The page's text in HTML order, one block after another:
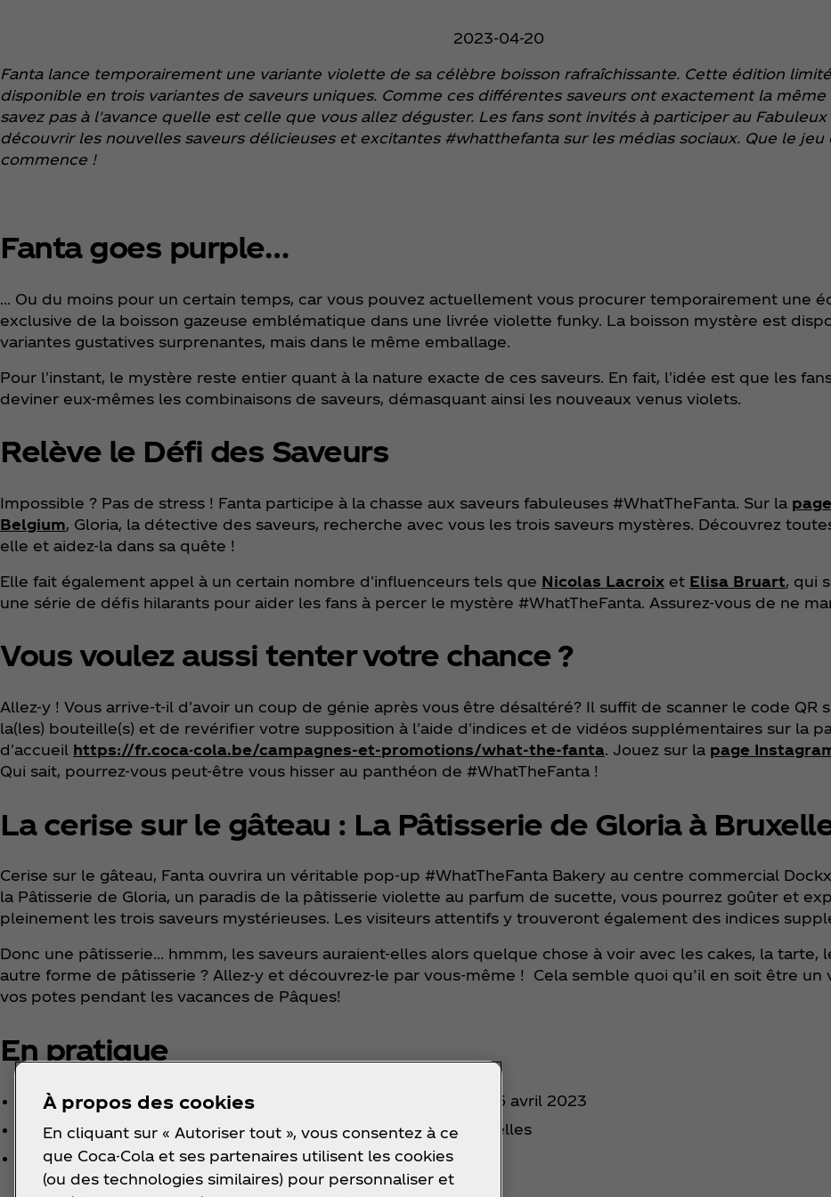
2023-04-20
Fanta lance temporairement une variante violette de sa célèbre boisson rafraîchissante. Cette édition
disponible en trois variantes de saveurs uniques. Comme ces différentes saveurs ont exactement la même
savez pas à l'avance quelle est celle que vous allez déguster. Les fans sont invités à participer au
découvrir les nouvelles saveurs délicieuses et excitantes #whatthefanta sur les médias sociaux. Que le
commence !
Fanta goes purple…
... Ou du moins pour un certain temps, car vous pouvez actuellement vous procurer temporairement une
exclusive de la boisson gazeuse emblématique dans une livrée violette funky. La boisson mystère est
variantes gustatives surprenantes, mais dans le même emballage.
Pour l'instant, le mystère reste entier quant à la nature exacte de ces saveurs. En fait, l'idée est que les
deviner eux-mêmes les combinaisons de saveurs, démasquant ainsi les nouveaux venus violets.
Relève le Défi des Saveurs
Impossible ? Pas de stress ! Fanta participe à la chasse aux saveurs fabuleuses #WhatTheFanta. Sur la
Belgium, Gloria, la détective des saveurs, recherche avec vous les trois saveurs mystères. Découvrez
elle et aidez-la dans sa quête !
Elle fait également appel à un certain nombre d'influenceurs tels que Nicolas Lacroix et Elisa Bruart, qui
une série de défis hilarants pour aider les fans à percer le mystère #WhatTheFanta. Assurez-vous de ne
Vous voulez aussi tenter votre chance ?
Allez-y ! Vous arrive-t-il d'avoir un coup de génie après vous être désaltéré? Il suffit de scanner le code QR
la(les) bouteille(s) et de revérifier votre supposition à l'aide d'indices et de vidéos supplémentaires sur la
d'accueil https://fr.coca-cola.be/campagnes-et-promotions/what-the-fanta. Jouez sur la page
Qui sait, pourrez-vous peut-être vous hisser au panthéon de #WhatTheFanta !
La cerise sur le gâteau : La Pâtisserie de Gloria à
Cerise sur le gâteau, Fanta ouvrira un véritable pop-up #WhatTheFanta Bakery au centre commercial
la Pâtisserie de Gloria, un paradis de la pâtisserie violette au parfum de sucette, vous pourrez goûter et
pleinement les trois saveurs mystérieuses. Les visiteurs attentifs y trouveront également des indices
Donc une pâtisserie... hmmm, les saveurs auraient-elles alors quelque chose à voir avec les cakes, la tarte,
autre forme de pâtisserie ? Allez-y et découvrez-le par vous-même ! Cela semble quoi qu’il en soit être un
vos potes pendant les vacances de Pâques!
En pratique
Le pop-up #WhatTheFanta "La Pâtisserie de Gloria", du 12 au 15 avril 2023
Adresse : Dockx Bruxsel, Boulevard Lambermont 1, 1000 Bruxelles
Heures d'ouverture : tous les jours de 12h à 18h
À propos des cookies
En cliquant sur « Autoriser tout », vous consentez à ce
que Coca-Cola et ses partenaires utilisent les cookies
(ou des technologies similaires) pour personnaliser et